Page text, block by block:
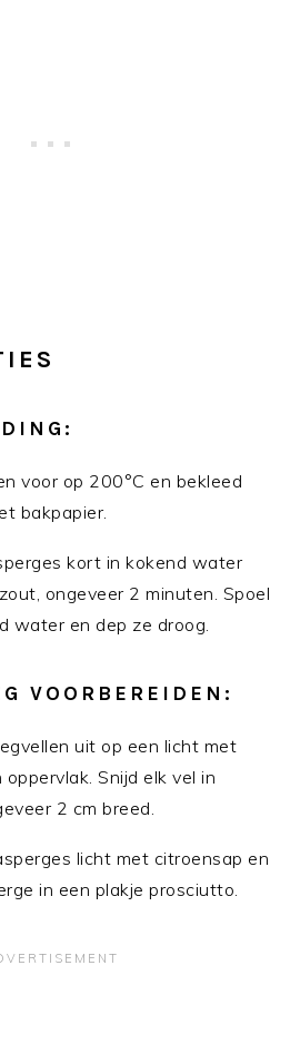
voor op 200°C en bekleed
bakpapier.
kort in kokend water
ongeveer 2 minuten. Spoel
water en dep ze droog.
VOORBEREIDEN:
uit op een licht met
Snijd elk vel in
2 cm breed.
licht met citroensap en
in een plakje prosciutto.